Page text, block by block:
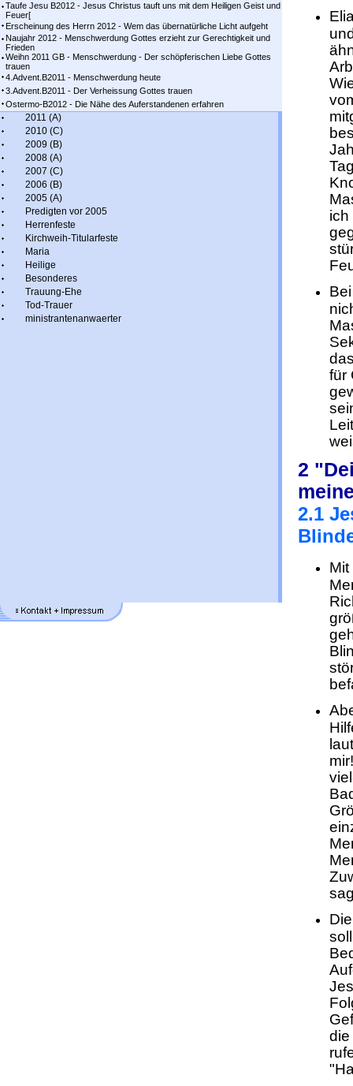
Taufe Jesu B2012 - Jesus Christus tauft uns mit dem Heiligen Geist und
Feuer[
Erscheinung des Herrn 2012 - Wem das übernatürliche Licht aufgeht
Naujahr 2012 - Menschwerdung Gottes erzieht zur Gerechtigkeit und
Frieden
Weihn 2011 GB - Menschwerdung - Der schöpferischen Liebe Gottes
trauen
4.Advent.B2011 - Menschwerdung heute
3.Advent.B2011 - Der Verheissung Gottes trauen
Ostermo-B2012 - Die Nähe des Auferstandenen erfahren
2011 (A)
2010 (C)
2009 (B)
2008 (A)
2007 (C)
2006 (B)
2005 (A)
Predigten vor 2005
Herrenfeste
Kirchweih-Titularfeste
Maria
Heilige
Besonderes
Trauung-Ehe
Tod-Trauer
ministrantenanwaerter
ich
für
2
2.1
die